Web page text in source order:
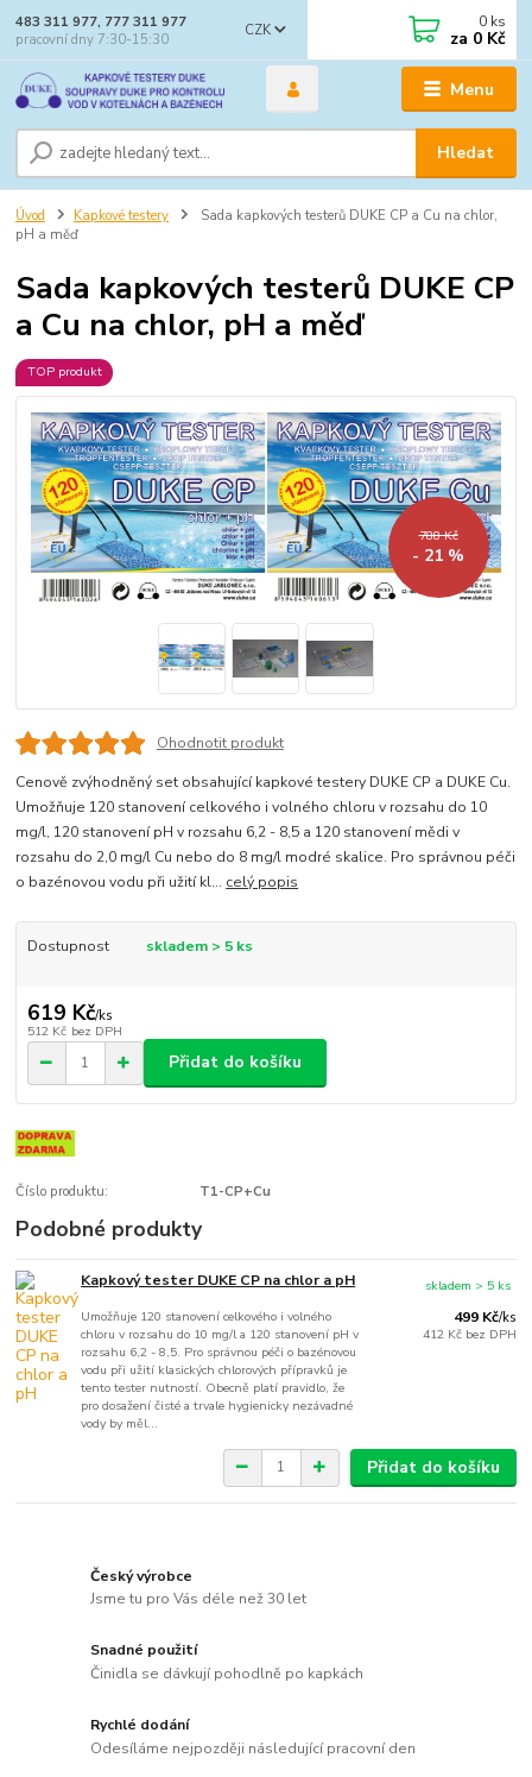
Menu
CZK
Hledat
483 311 977, 777 311 977
pracovní dny 7:30-15:30
0 ks
za 0 Kč
Úvod Kapkové testery
Sada kapkových testerů DUKE CP a Cu na chlor,
pH a měď
Sada kapkových testerů DUKE CP
a Cu na chlor, pH a měď
TOP produkt
788 Kč
- 21 %
Ohodnotit produkt
Cenově zvýhodněný set obsahující kapkové testery DUKE CP a DUKE Cu.
Umožňuje 120 stanovení celkového i volného chloru v rozsahu do 10
mg/l, 120 stanovení pH v rozsahu 6,2 - 8,5 a 120 stanovení mědi v
rozsahu do 2,0 mg/l Cu nebo do 8 mg/l modré skalice. Pro správnou péči
o bazénovou vodu při užití kl... celý popis
Dostupnost skladem > 5 ks
619 Kč/ks
512 Kč bez DPH
Přidat do košíku
Číslo produktu: T1-CP+Cu
Podobné produkty
Kapkový tester DUKE CP na chlor a pH
Umožňuje 120 stanovení celkového i volného
chloru v rozsahu do 10 mg/l a 120 stanovení pH v
rozsahu 6,2 - 8,5. Pro správnou péči o bazénovou
vodu při užití klasických chlorových přípravků je
tento tester nutností. Obecně platí pravidlo, že
pro dosažení čisté a trvale hygienicky nezávadné
vody by měl...
499 Kč/ks
412 Kč bez DPH
skladem > 5 ks
Přidat do košíku
Český výrobce
Jsme tu pro Vás déle než 30 let
Snadné použití
Činidla se dávkují pohodlně po kapkách
Rychlé dodání
Odesíláme nejpozději následující pracovní den